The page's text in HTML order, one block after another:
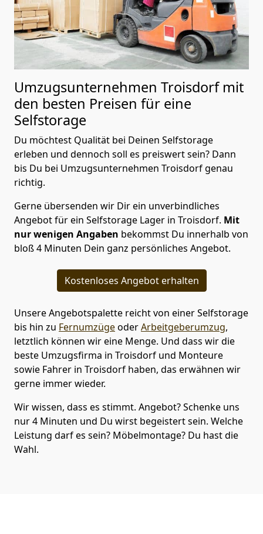
Umzugsunternehmen Troisdorf mit
den besten Preisen für eine
Selfstorage
Du möchtest Qualität bei Deinen Selfstorage
erleben und dennoch soll es preiswert sein? Dann
bis Du bei Umzugsunternehmen Troisdorf genau
richtig.
Gerne übersenden wir Dir ein unverbindliches
Angebot für ein Selfstorage Lager in Troisdorf. Mit
nur wenigen Angaben bekommst Du innerhalb von
bloß 4 Minuten Dein ganz persönliches Angebot.
Kostenloses Angebot erhalten
Unsere Angebotspalette reicht von einer Selfstorage
bis hin zu FernumzügeoderArbeitgeberumzug,
letztlich können wir eine Menge. Und dass wir die
beste Umzugsfirma in Troisdorf und Monteure
sowie Fahrer in Troisdorf haben, das erwähnen wir
gerne immer wieder.
Wir wissen, dass es stimmt. Angebot? Schenke uns
nur 4 Minuten und Du wirst begeistert sein. Welche
Leistung darf es sein? Möbelmontage? Du hast die
Wahl.